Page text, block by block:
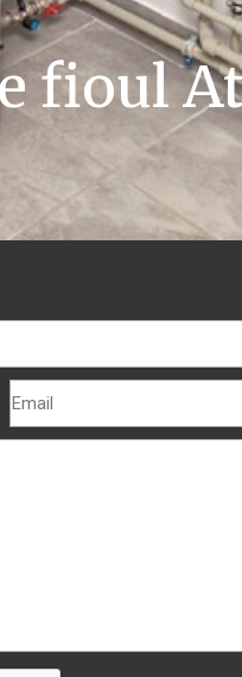
fioul